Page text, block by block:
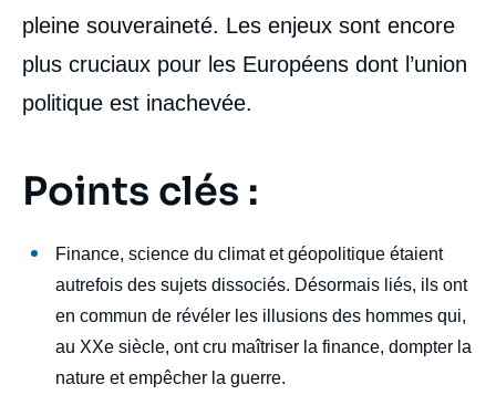
pleine souveraineté. Les enjeux sont encore
plus cruciaux pour les Européens dont l’union
politique est inachevée.
Points clés :
Finance, science du climat et géopolitique étaient
autrefois des sujets dissociés. Désormais liés, ils ont
en commun de révéler les illusions des hommes qui,
au XXe siècle, ont cru maîtriser la finance, dompter la
nature et empêcher la guerre.